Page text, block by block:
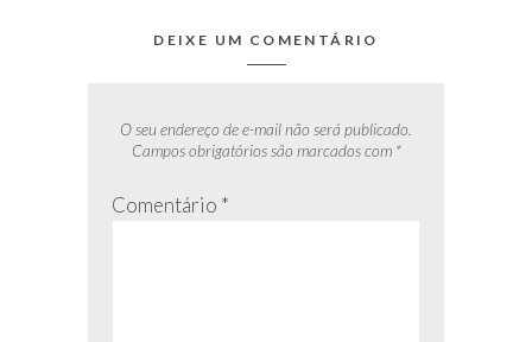
DEIXE UM COMENTÁRIO
O seu endereço de e-mail não será publicado.
Campos obrigatórios são marcados com *
Comentário *